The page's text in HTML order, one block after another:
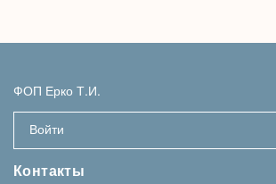
ФОП Ерко Т.И.
Войти
Контакты